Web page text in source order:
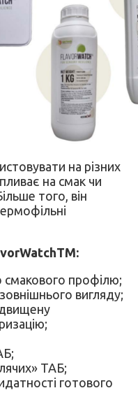
на різних
на смак чи
того, він
профілю;
вигляду;
ТАБ;
готового